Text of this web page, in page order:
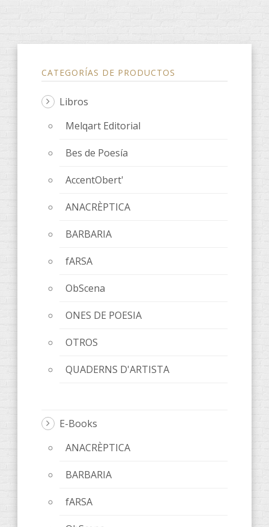
CATEGORÍAS DE PRODUCTOS
Libros
Melqart Editorial
Bes de Poesía
AccentObert'
ANACRÈPTICA
BARBARIA
fARSA
ObScena
ONES DE POESIA
OTROS
QUADERNS D'ARTISTA
E-Books
ANACRÈPTICA
BARBARIA
fARSA